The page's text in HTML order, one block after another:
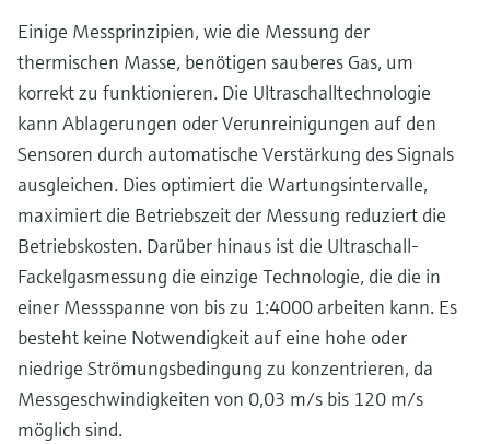
Einige Messprinzipien, wie die Messung der
thermischen Masse, benötigen sauberes Gas, um
korrekt zu funktionieren. Die Ultraschalltechnologie
kann Ablagerungen oder Verunreinigungen auf den
Sensoren durch automatische Verstärkung des Signals
ausgleichen. Dies optimiert die Wartungsintervalle,
maximiert die Betriebszeit der Messung reduziert die
Betriebskosten. Darüber hinaus ist die Ultraschall-
Fackelgasmessung die einzige Technologie, die die in
einer Messspanne von bis zu 1:4000 arbeiten kann. Es
besteht keine Notwendigkeit auf eine hohe oder
niedrige Strömungsbedingung zu konzentrieren, da
Messgeschwindigkeiten von 0,03 m/s bis 120 m/s
möglich sind.